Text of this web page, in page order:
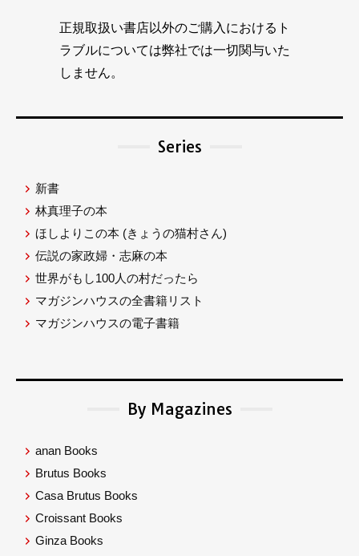
正規取扱い書店以外のご購入におけるト
ラブルについては弊社では一切関与いた
しません。
Series
新書
林真理子の本
ほしよりこの本 (きょうの猫村さん)
伝説の家政婦・志麻の本
世界がもし100人の村だったら
マガジンハウスの全書籍リスト
マガジンハウスの電子書籍
By Magazines
anan Books
Brutus Books
Casa Brutus Books
Croissant Books
Ginza Books